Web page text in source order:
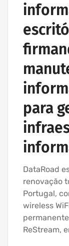
para
DataRoad
renovação
Portugal,
wireless
ReStream,